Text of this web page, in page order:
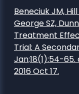
Beneciuk JM,
George SZ,
Treatment
Trial: A
Jan;18(1):54-65.
2016 Oct 17.